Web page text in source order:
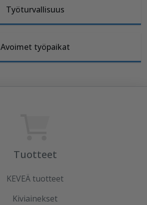
Työturvallisuus
Avoimet työpaikat
Tuotteet
KEVEÄ tuotteet
Kiviainekset